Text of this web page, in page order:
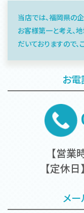
当店では、福岡県の
お客様第一と考え、
だいておりますので、
お
【営
【定休日
メ